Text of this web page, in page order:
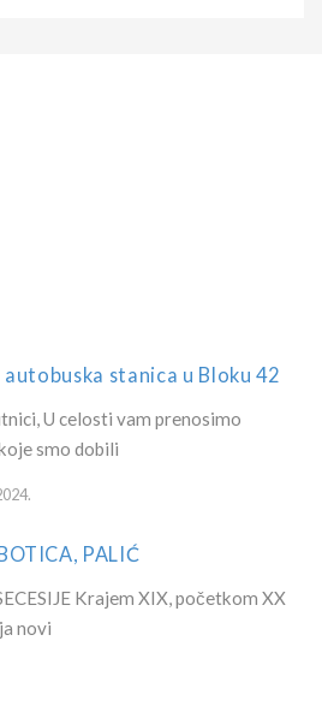
autobuska stanica u Bloku 42
U celosti vam prenosimo
smo dobili
PALIĆ
Krajem XIX, početkom XX
novi